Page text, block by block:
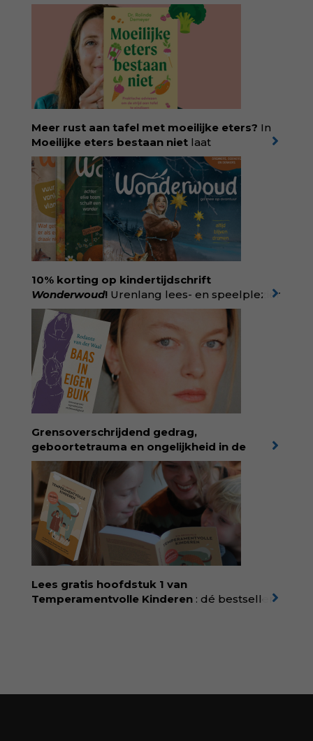
Meer rust aan tafel met moeilijke eters? In
Moeilijke eters bestaan niet laat
kinderdiëtist en lactatiekundigeRolinde
Demeyerzien wat er schuilgaat achter
eetgedrag dat ouders zorgen baart. Met
aandacht voor ontwikkeling,
neurodivergentie en medische oorzaken
helpt ze hardnekkige misverstanden los te
laten en maakt ze van eten weer een
moment van verbinding. Bestel via je lokale
boekhandel! Lees meer over Rolinde via
kiind.nl/rolinde
10% korting op kindertijdschrift
Wonderwoud! Urenlang lees- en speelplezier
voor dromers, doeners en denkers.
Wonderwoud is het ambachtelijk gemaakte
antwoord op alle snelle gooimaarweg-
boekjes en hapsnap-filmpjes. Het mooiste
kindertijdschrift van Nederland; met liefde en
kunde voor taal, beeld en tekeningen die
spat van elke pagina. Dat vóel je. Dat voelt je
kind. Abonneer via
wonderwoud.nl/abonneren**
korting met code:
KIIND10
Grensoverschrijdend gedrag,
geboortetrauma en ongelijkheid in de
geboortezorg:in Baas in eigen buik verbindt
filosoof en vroedvrouw Rodante van der Waal
persoonlijke ervaringen aan structureel
onrecht en introduceert ze reproductieve
rechtvaardigheid als een collectieve, radicale
praktijk van zorg. Voor iedereen die wil
begrijpen wat er speelt rond vruchtbaarheid
en geboorte. Koop het boek via
singeluitgeverijen.nl/nijgh-van-
ditmar/boek/baas-in-eigen-buik
Lees gratis hoofdstuk 1 van
Temperamentvolle Kinderen : dé bestseller